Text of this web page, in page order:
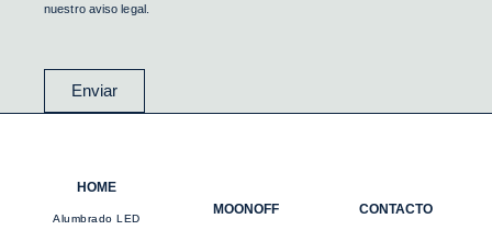
nuestro aviso legal.
Enviar
HOME
Alumbrado LED
MOONOFF CONTACTO